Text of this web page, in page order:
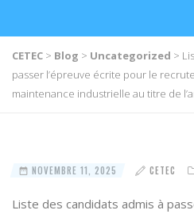
CETEC > Blog > Uncategorized >
passer l’épreuve écrite pour le
maintenance industrielle au titre de
NOVEMBRE 11, 2025 CETEC
Liste des candidats admis à